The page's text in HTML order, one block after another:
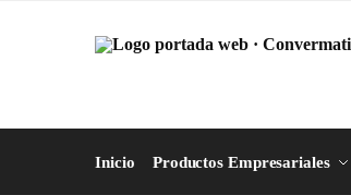
Inicio Productos Empresariales